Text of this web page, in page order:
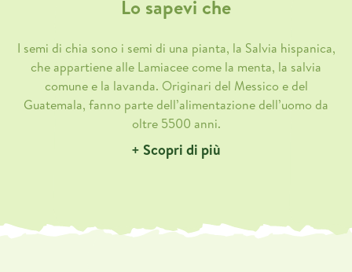
Lo sapevi che
I semi di chia sono i semi di una pianta, la Salvia hispanica,
che appartiene alle Lamiacee come la menta, la salvia
comune e la lavanda. Originari del Messico e del
Guatemala, fanno parte dell’alimentazione dell’uomo da
oltre 5500 anni.
+ Scopri di più